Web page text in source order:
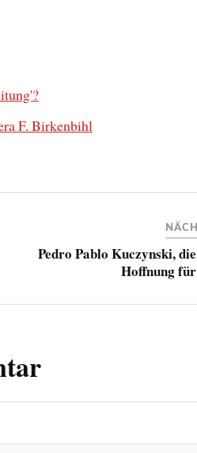
F. Birkenbihl
Pedro Pablo Kuczynski,
Hoffnung